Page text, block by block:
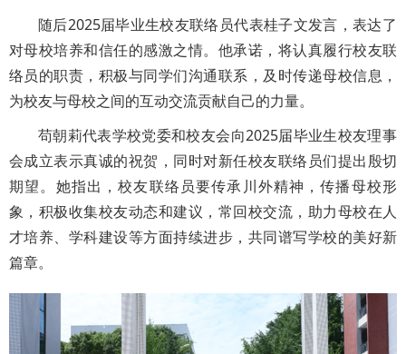
随后2025届毕业生校友联络员代表桂子文发言，表达了
对母校培养和信任的感激之情。他承诺，将认真履行校友联
络员的职责，积极与同学们沟通联系，及时传递母校信息，
为校友与母校之间的互动交流贡献自己的力量。
苟朝莉代表学校党委和校友会向2025届毕业生校友理事
会成立表示真诚的祝贺，同时对新任校友联络员们提出殷切
期望。她指出，校友联络员要传承川外精神，传播母校形
象，积极收集校友动态和建议，常回校交流，助力母校在人
才培养、学科建设等方面持续进步，共同谱写学校的美好新
篇章。